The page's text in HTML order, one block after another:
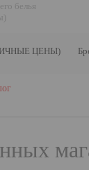
белья
ЦЕНЫ)